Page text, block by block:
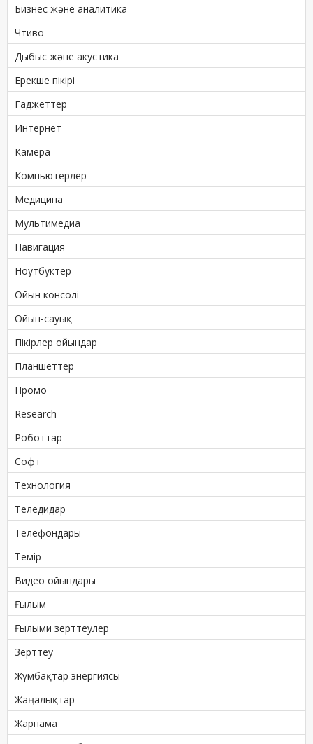
Бизнес және аналитика
Чтиво
Дыбыс және акустика
Ерекше пікірі
Гаджеттер
Интернет
Камера
Компьютерлер
Медицина
Мультимедиа
Навигация
Ноутбуктер
Ойын консолі
Ойын-сауық
Пікірлер ойындар
Планшеттер
Промо
Research
Роботтар
Софт
Технология
Теледидар
Телефондары
Темір
Видео ойындары
Ғылым
Ғылыми зерттеулер
Зерттеу
Жұмбақтар энергиясы
Жаңалықтар
Жарнама